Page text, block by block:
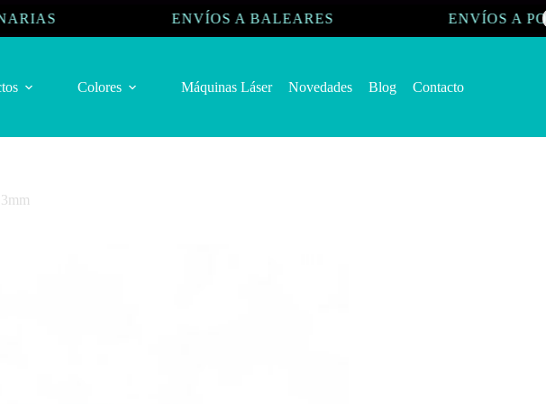
ENVÍOS A BALEARES ENVÍOS A PORTUGAL
Colores Máquinas Láser Novedades Blog Contacto